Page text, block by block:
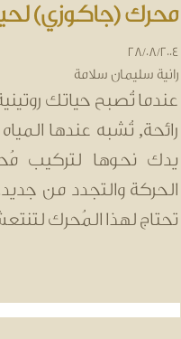
(جاكوزي)
28/08/
سليمان سلامة
تُصبح حياتك روتينية
تُشبه عندها المياه
نحوها لتركيب
والتجدد من جديد..
لهذا المُحرك